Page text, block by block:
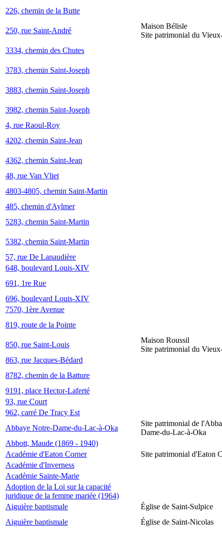
226, chemin de la Butte
250, rue Saint-André
Maison Bélisle
Site patrimonial du
3334, chemin des Chutes
3783, chemin Saint-Joseph
3883, chemin Saint-Joseph
3982, chemin Saint-Joseph
4, rue Raoul-Roy
4202, chemin Saint-Jean
4362, chemin Saint-Jean
48, rue Van Vliet
4803-4805, chemin Saint-Martin
485, chemin d'Aylmer
5283, chemin Saint-Martin
5382, chemin Saint-Martin
57, rue De Lanaudière
648, boulevard Louis-XIV
691, 1re Rue
696, boulevard Louis-XIV
7570, 1ère Avenue
819, route de la Pointe
850, rue Saint-Louis
Maison Roussil
Site patrimonial du
863, rue Jacques-Bédard
8782, chemin de la Batture
9191, place Hector-Laferté
93, rue Court
962, carré De Tracy Est
Abbaye Notre-Dame-du-Lac-à-Oka
Site patrimonial de
Dame-du-Lac-à-Oka
Abbott, Maude (1869 - 1940)
Académie d'Eaton Corner
Site patrimonial d'Eaton
Académie d'Inverness
Académie Sainte-Marie
Adoption de la Loi sur la capacité
juridique de la femme mariée (1964)
Aiguière baptismale
Église de Saint-Sulpice
Aiguière baptismale
Église de Saint-Nicolas